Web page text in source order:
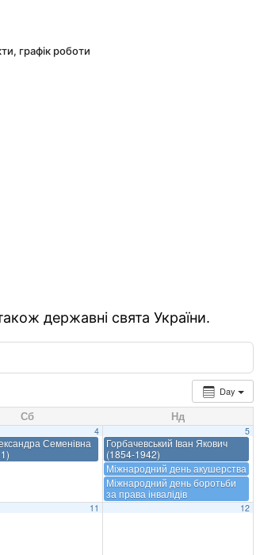
графік роботи
державні свята України.
Day
Сб Нд
4
Семенівна
5
Горбачевський Іван Якович
(1854-1942)
Міжнародний день акушерства
Міжнародний день боротьби
за права інвалідів
11 12